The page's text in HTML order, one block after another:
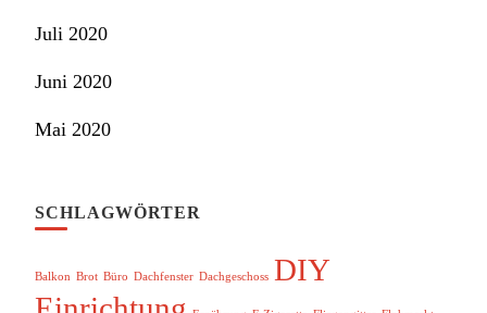
Juli 2020
Juni 2020
Mai 2020
SCHLAGWÖRTER
Balkon Brot Büro Dachfenster Dachgeschoss DIY